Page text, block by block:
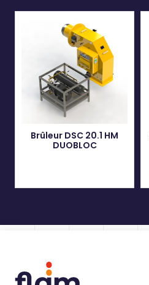
Brûleur DSC 20.1 HM
DUOBLOC